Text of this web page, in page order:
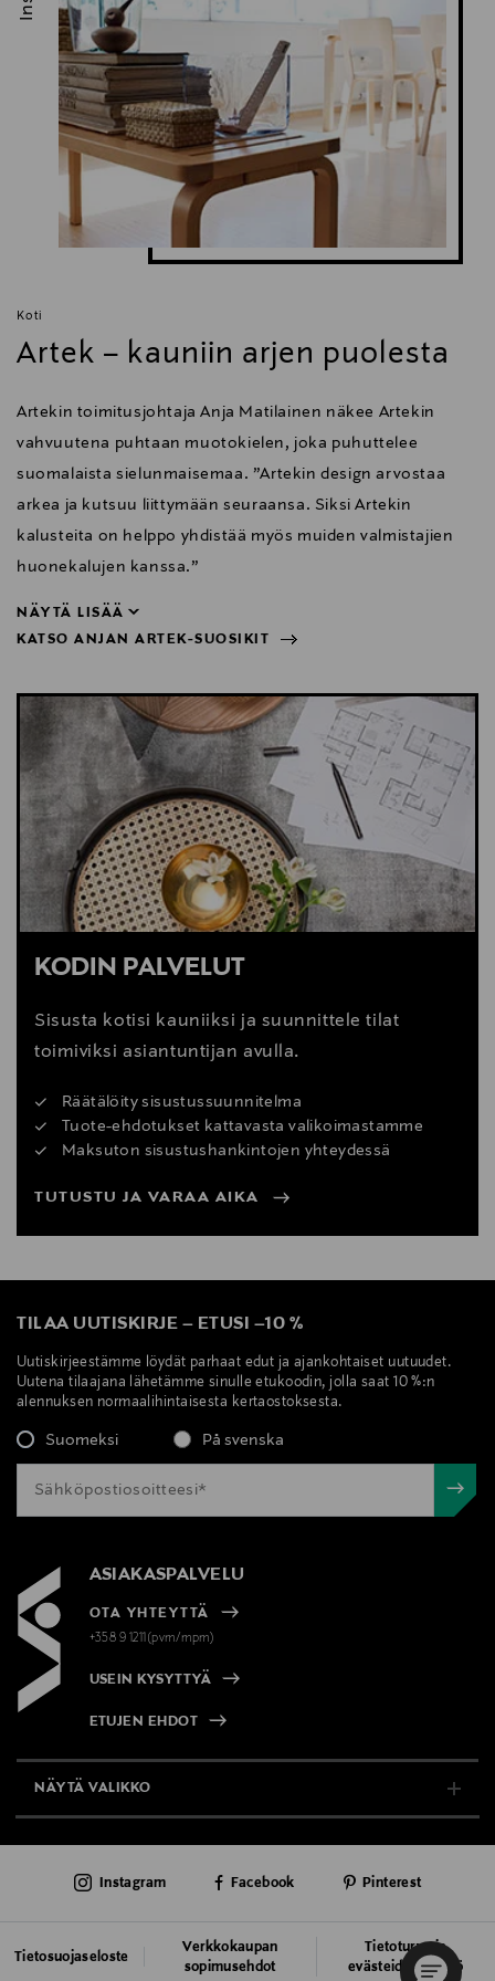
Koti
Artek – kauniin arjen puolesta
Artekin toimitusjohtaja Anja Matilainen näkee Artekin
vahvuutena puhtaan muotokielen, joka puhuttelee
suomalaista sielunmaisemaa. ”Artekin design arvostaa
arkea ja kutsuu liittymään seuraansa. Siksi Artekin
kalusteita on helppo yhdistää myös muiden valmistajien
huonekalujen kanssa.”
NÄYTÄ LISÄÄ
KATSO ANJAN ARTEK-SUOSIKIT
NÄYTÄ VÄHEMMÄN
KATSO ANJAN ARTEK-SUOSIKIT
KODIN PALVELUT
Sisusta kotisi kauniiksi ja suunnittele tilat
toimiviksi asiantuntijan avulla.
Räätälöity sisustussuunnitelma
Tuote-ehdotukset kattavasta valikoimastamme
Maksuton sisustushankintojen yhteydessä
TUTUSTU JA VARAA AIKA
TILAA UUTISKIRJE – ETUSI –10 %
Uutiskirjeestämme löydät parhaat edut ja ajankohtaiset uutuudet.
Uutena tilaajana lähetämme sinulle etukoodin, jolla saat 10 %:n
alennuksen normaalihintaisesta kertaostoksesta.
Suomeksi På svenska
ASIAKASPALVELU
OTA YHTEYTTÄ
+358 9 1211(pvm/mpm)
USEIN KYSYTTYÄ
ETUJEN EHDOT
NÄYTÄ VALIKKO
AJANKOHTAISTA
Tietosuojaseloste
Verkkokaupan
sopimusehdot
Tietoturva ja
evästeiden käyttö
Instagram Facebook Pinterest